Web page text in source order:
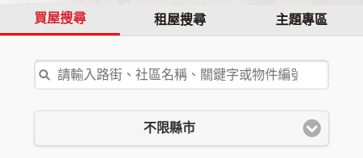
買屋搜尋 租屋搜尋 主題專區
不限縣市